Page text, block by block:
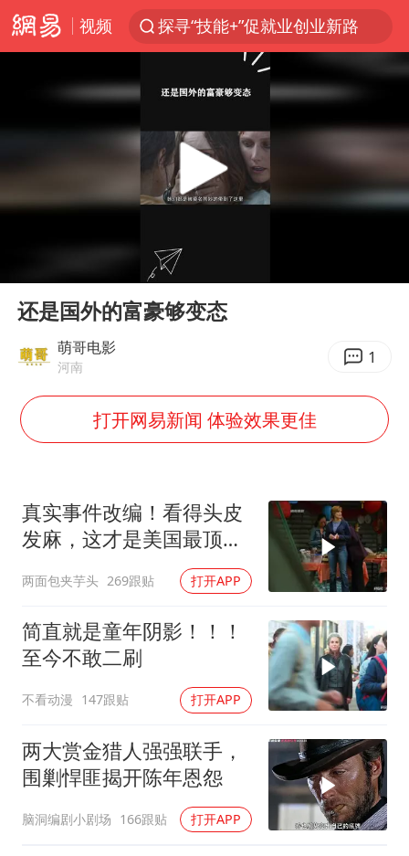
视频
探寻“技能+”促就业创业新路
38岁山东财大教授刘海明逝世
被泰航拒载中国乘客：免费改签没兑现
陕西柞水遭遇暴雨五千余户群众转移
银行午休1.5小时 留个窗口行不行
弹药库存告急 美军补货难
沙特否认与胡塞武装举行会谈
FIFA官方支持因凡蒂诺
乘客脱鞋散发异味 司机提醒反被怼
日本籍女网红在韩直播时自杀身亡
恩比德变瘦引热议
Play
还是国外的富豪够变态
萌哥电影
河南 1
打开网易新闻 体验效果更佳
真实事件改编！看得头皮
发麻，这才是美国最顶级
两面包夹芋头 269跟贴 打开APP
简直就是童年阴影！！！
至今不敢二刷
不看动漫 147跟贴 打开APP
两大赏金猎人强强联手，
围剿悍匪揭开陈年恩怨
脑洞编剧小剧场 166跟贴 打开APP